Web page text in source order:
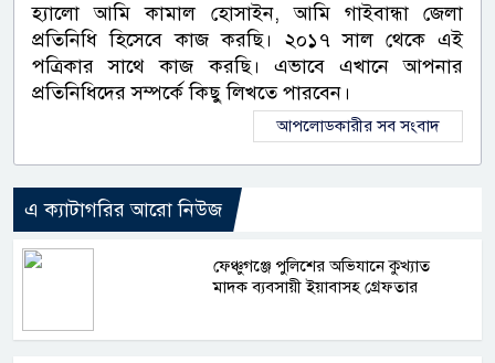
হ্যালো আমি কামাল হোসাইন, আমি গাইবান্ধা জেলা
প্রতিনিধি হিসেবে কাজ করছি। ২০১৭ সাল থেকে এই
পত্রিকার সাথে কাজ করছি। এভাবে এখানে আপনার
প্রতিনিধিদের সম্পর্কে কিছু লিখতে পারবেন।
আপলোডকারীর সব সংবাদ
এ ক্যাটাগরির আরো নিউজ
ফেঞ্চুগঞ্জে পুলিশের অভিযানে কুখ্যাত
মাদক ব্যবসায়ী ইয়াবাসহ গ্রেফতার